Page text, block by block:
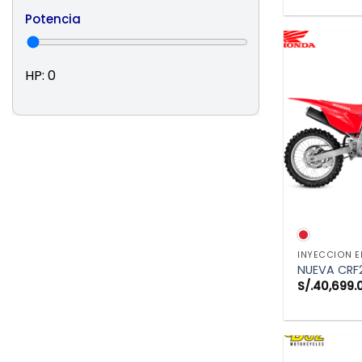
Potencia
HP: 0
INYECCION
NUEVA
S/.